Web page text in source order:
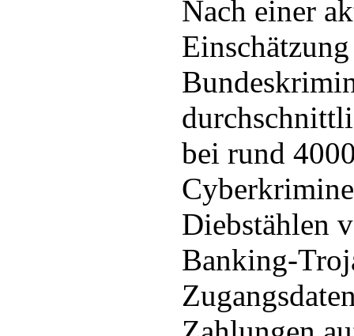
Nach einer
Einschätzung
bei rund
Diebstählen
Banking-